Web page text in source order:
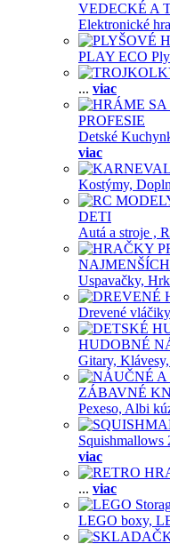
VEDECKÉ A
Elektronické
PLAY ECO
... viac
PROFESIE
Detské
viac
Kostýmy,
DETI
Autá a stroje ,
NAJMENŠÍCH
Uspavačky,
Drevené
HUDOBNÉ
Gitary, Klávesy,
ZÁBAVNÉ
Pexeso, Albi
Squishmallows
viac
... viac
LEGO boxy,